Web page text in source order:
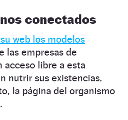
conectados
web los modelos
las empresas de
acceso libre a esta
nutrir sus existencias,
la página del organismo